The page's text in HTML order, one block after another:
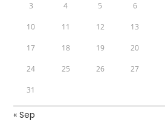
3 4 5 6
10 11 12 13
17 18 19 20
24 25 26 27
31
« Sep